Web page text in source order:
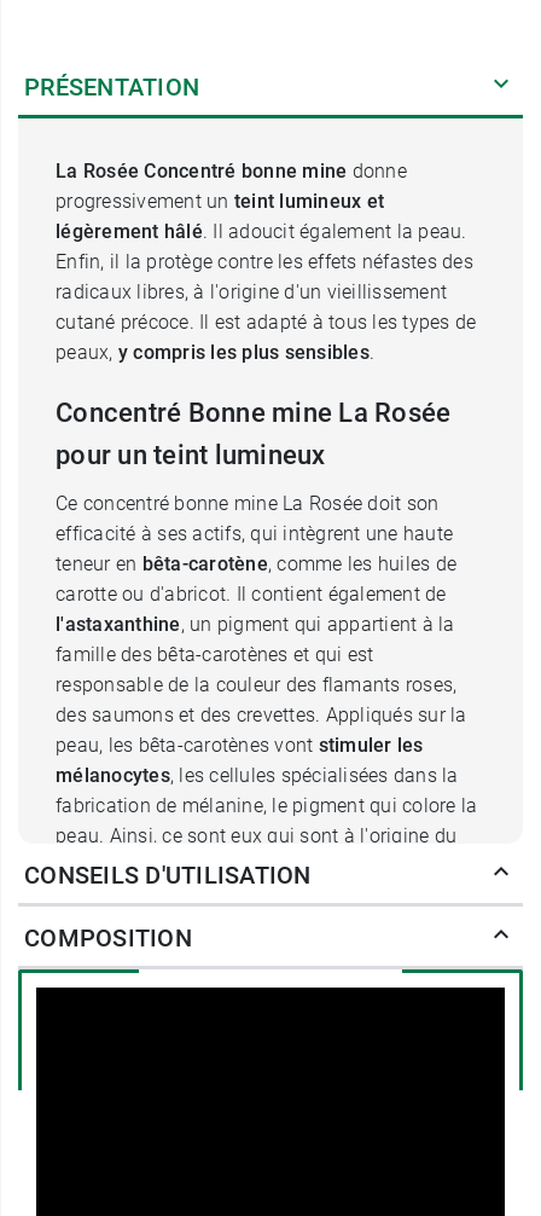
PRÉSENTATION
La Rosée Concentré bonne mine donne
progressivement un teint lumineux et
légèrement hâlé. Il adoucit également la peau.
Enfin, il la protège contre les effets néfastes des
radicaux libres, à l'origine d'un vieillissement
cutané précoce. Il est adapté à tous les types de
peaux, y compris les plus sensibles.
Concentré Bonne mine La Rosée
pour un teint lumineux
Ce concentré bonne mine La Rosée doit son
efficacité à ses actifs, qui intègrent une haute
teneur en bêta-carotène, comme les huiles de
carotte ou d'abricot. Il contient également de
l'astaxanthine, un pigment qui appartient à la
famille des bêta-carotènes et qui est
responsable de la couleur des flamants roses,
des saumons et des crevettes. Appliqués sur la
peau, les bêta-carotènes vont stimuler les
mélanocytes, les cellules spécialisées dans la
fabrication de mélanine, le pigment qui colore la
peau. Ainsi, ce sont eux qui sont à l'origine du
léger teint hâlé qui apparaît progressivement.
des radicaux libres ! Ce concentré intègre aussi
et de l'huile végétale de tournesol qui vala
CONSEILS D'UTILISATION
COMPOSITION